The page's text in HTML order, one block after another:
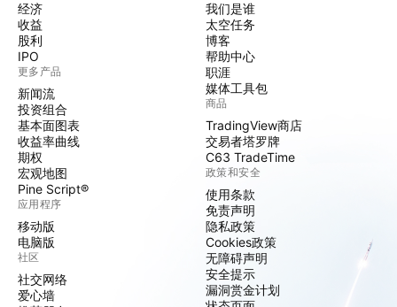
经济
收益
股利
IPO
更多产品
新闻流
投资组合
基本面图表
收益率曲线
期权
宏观地图
Pine Script®
应用程序
移动版
电脑版
社区
社交网络
爱心墙
我们是谁
太空任务
博客
帮助中心
职涯
媒体工具包
商品
TradingView商店
交易者塔罗牌
C63 TradeTime
政策和安全
使用条款
免责声明
隐私政策
Cookies政策
无障碍声明
安全提示
漏洞赏金计划